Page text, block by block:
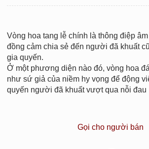
Vòng hoa tang lễ chính là thông điệp
đồng cảm chia sẻ đến người đã khuất
gia quyến.
Ở một phương diện nào đó, vòng hoa
như sứ giả của niềm hy vọng để động
quyến người đã khuất vượt qua nỗi đau
Gọi cho người bán